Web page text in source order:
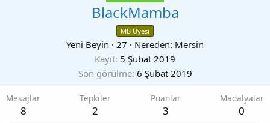
BlackMamba
MB Üyesi
Yeni Beyin · 27 · Nereden: Mersin
Kayıt 5 Şubat 2019
Son görülme 6 Şubat 2019
Mesajlar
8
Tepkiler
2
Puanlar
3
Madalyalar
0